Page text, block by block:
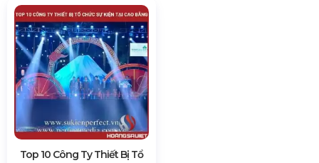
Top 10 Công Ty Thiết Bị Tổ